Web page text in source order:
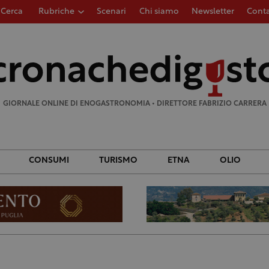
Cerca Rubriche Scenari Chi siamo Newsletter
GIORNALE ONLINE DI ENOGASTRONOMIA • DIRETTORE FABRIZIO CARRERA
CONSUMI TURISMO ETNA OLIO